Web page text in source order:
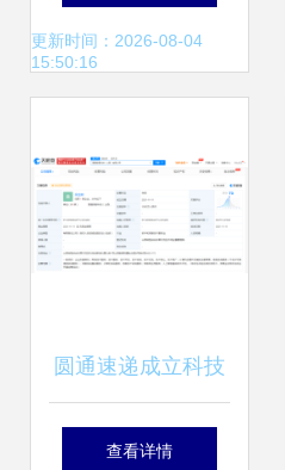
机软硬件技术开发
更新时间：2026-08-04
15:50:16
圆通速递成立科技
公司，加码AI基础
查看详情